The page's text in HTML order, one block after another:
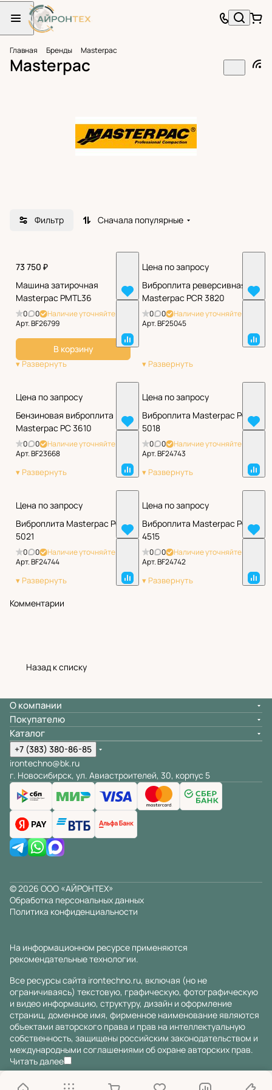
Главная Бренды Masterpac
Masterpac
Фильтр Сначала популярные
73 750 ₽
Машина затирочная
Masterpac PMTL36
0 0
Наличие уточняйте
Арт.BF26799
В корзину
Цена по запросу
Виброплита реверсивная
Masterpac PCR 3820
0 0
Наличие уточняйте
Арт.BF25045
Цена по запросу
Бензиновая виброплита
Masterpac PC 3610
0 0
Наличие уточняйте
Арт.BF23668
Цена по запросу
Виброплита Masterpac PC
5018
0 0
Наличие уточняйте
Арт.BF24743
Цена по запросу
Виброплита Masterpac PC
5021
0 0
Наличие уточняйте
Арт.BF24744
Цена по запросу
Виброплита Masterpac PC
4515
0 0
Наличие уточняйте
Арт.BF24742
Комментарии
Назад к списку
О компании
Покупателю
Каталог
+7 (383) 380-86-85
irontechno@bk.ru
г. Новосибирск, ул. Авиастроителей, 30, корпус 5
© 2026 ООО «АЙРОНТЕХ»
Обработка персональных данных
Политика конфиденциальности
На информационном ресурсе применяются
рекомендательные технологии.
Все ресурсы сайта irontechno.ru, включая (но не
ограничиваясь) текстовую, графическую, фотографическую
и видео информацию, структуру, дизайн и оформление
страниц, доменное имя, фирменное наименование являются
объектами авторского права и прав на интеллектуальную
собственность, защищены российским законодательством и
международными соглашениями об охране авторских прав.
Читать далее